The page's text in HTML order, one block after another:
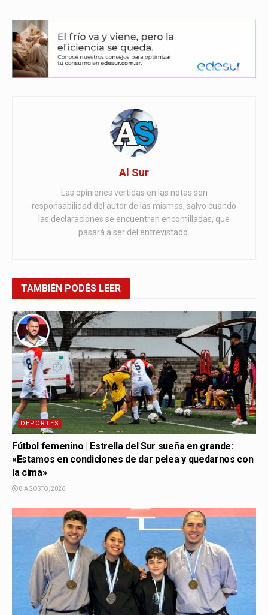
Al Sur
Las opiniones vertidas en las notas son
responsabilidad del autor de las mismas, salvo cuando
las declaraciones se encuentren encomilladas, que
pasará a ser del entrevistado.
TAMBIÉN PODÉS LEER
DEPORTES
Fútbol femenino | Estrella del Sur sueña en grande:
«Estamos en condiciones de dar pelea y quedarnos con
la cima»
8 AGOSTO, 2026